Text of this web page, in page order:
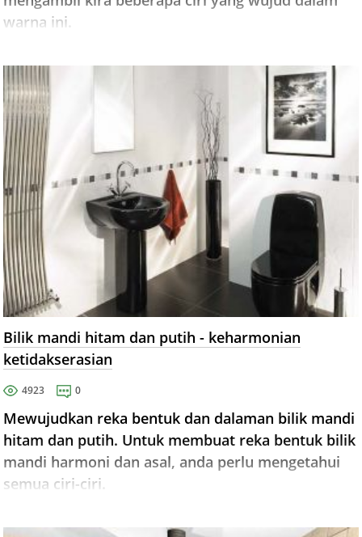
warna ini.
Bilik mandi hitam dan putih - keharmonian
ketidakserasian
4923 0
Mewujudkan reka bentuk dan dalaman bilik mandi
hitam dan putih. Untuk membuat reka bentuk bilik
mandi harmoni dan asal, anda perlu mengetahui
semua ciri-ciri.